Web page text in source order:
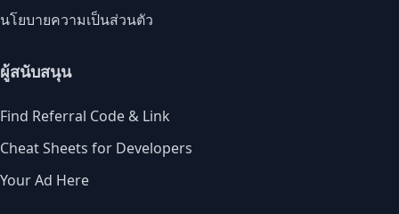
นโยบายความเป็นส่วนตัว
ผู้สนับสนุน
Find Referral Code & Link
Cheat Sheets for Developers
Your Ad Here